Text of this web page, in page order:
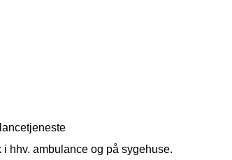
hhv. ambulance og på sygehuse.